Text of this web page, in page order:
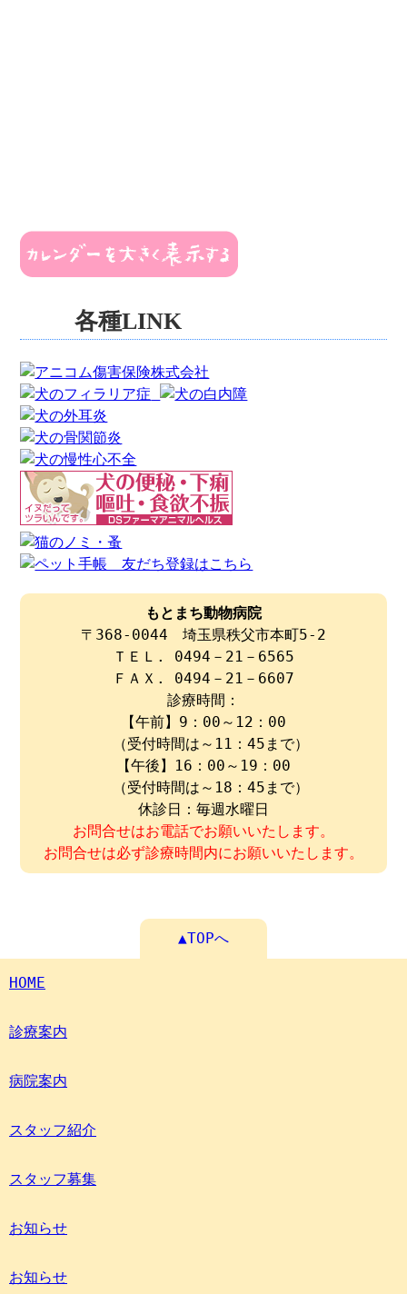
各種LINK
もとまち動物病院
〒368-0044 埼玉県秩父市本町5-2
ＴＥＬ. 0494－21－6565
ＦＡＸ. 0494－21－6607
診療時間：
【午前】9：00～12：00
（受付時間は～11：45まで）
【午後】16：00～19：00
（受付時間は～18：45まで）
休診日：毎週水曜日
お問合せはお電話でお願いいたします。
お問合せは必ず診療時間内にお願いいたします。
▲TOPへ
HOME
診療案内
病院案内
スタッフ紹介
スタッフ募集
お知らせ
お知らせ